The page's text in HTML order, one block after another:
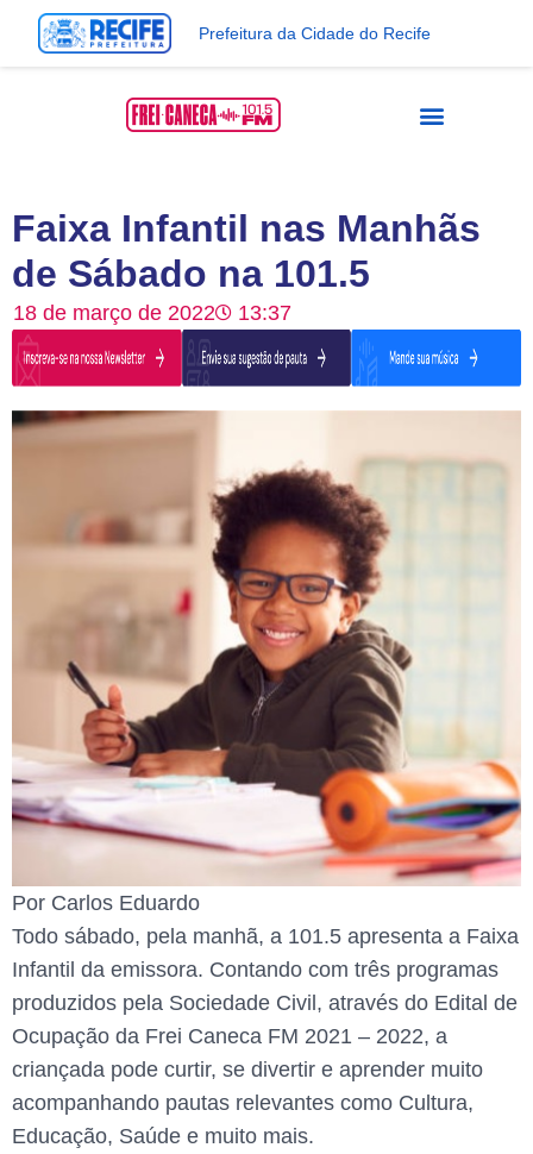
Prefeitura da Cidade do Recife
Faixa Infantil nas Manhãs
de Sábado na 101.5
18 de março de 2022 13:37
Por Carlos Eduardo
Todo sábado, pela manhã, a 101.5 apresenta a Faixa
Infantil da emissora. Contando com três programas
produzidos pela Sociedade Civil, através do Edital de
Ocupação da Frei Caneca FM 2021 – 2022, a
criançada pode curtir, se divertir e aprender muito
acompanhando pautas relevantes como Cultura,
Educação, Saúde e muito mais.